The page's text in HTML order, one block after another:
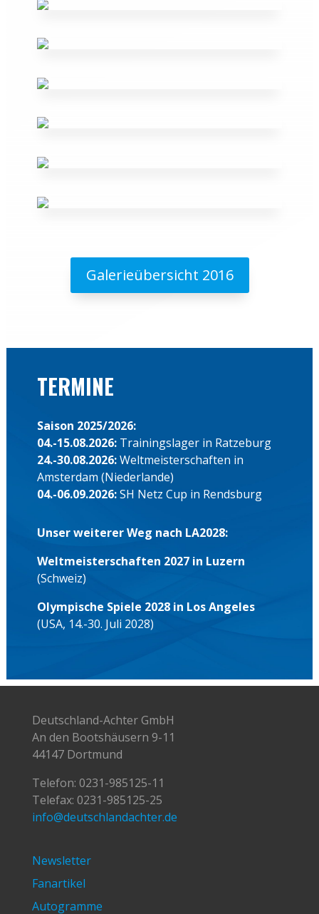
Galerieübersicht 2016
TERMINE
Saison 2025/2026:
04.-15.08.2026: Trainingslager in Ratzeburg
24.-30.08.2026:Weltmeisterschaften in
Amsterdam (Niederlande)
04.-06.09.2026:SH Netz Cup in Rendsburg
Unser weiterer Weg nach LA2028:
Weltmeisterschaften 2027 in Luzern
(Schweiz)
Olympische Spiele 2028 in Los Angeles
(USA, 14.-30. Juli 2028)
Deutschland-Achter GmbH
An den Bootshäusern 9-11
44147 Dortmund
Telefon: 0231-985125-11
Telefax: 0231-985125-25
info@deutschlandachter.de
Newsletter
Fanartikel
Autogramme